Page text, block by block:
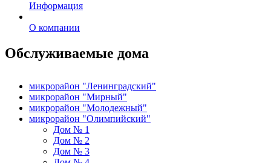
Информация
О компании
Обслуживаемые дома
микрорайон "Ленинградский"
микрорайон "Мирный"
микрорайон "Молодежный"
микрорайон "Олимпийский"
Дом № 1
Дом № 2
Дом № 3